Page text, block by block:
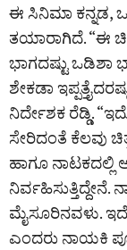
ಈ ಸಿನಿಮಾ ಕನ್ನಡ,
ತಯಾರಾಗಿದೆ. “ಈ
ಭಾಗದಷ್ಟು ಒಡಿಶಾ
ಶೇಕಡಾ
ನಿರ್ದೇಶಕ ರೆಡ್ಡಿ.
ಸೇರಿದಂತೆ ಕೆಲವು
ಹಾಗೂ ನಾಟಕದಲ್ಲಿ
ಮೈಸೂರಿನವಳು.
ಎಂದರು ನಾಯಕಿ